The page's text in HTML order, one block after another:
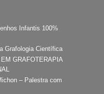
Infantis 100%
Grafologia Científica
GRAFOTERAPIA
– Palestra com